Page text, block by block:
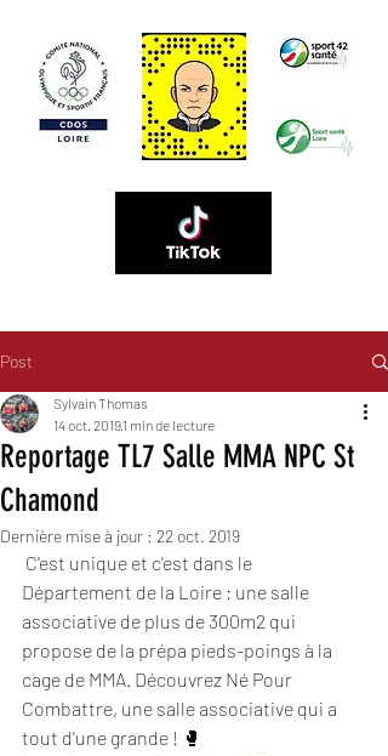
Post
Reportage TL7 Salle MMA NPC St
Chamond
Sylvain Thomas
14 oct. 20191 min de lecture
Dernière mise à jour : 22 oct. 2019
Département de la Loire : une salle
associative de plus de 300m2 qui
propose de la prépa pieds-poings à la
cage de MMA. Découvrez Né Pour
Combattre, une salle associative qui a
tout d'une grande ! 🥊